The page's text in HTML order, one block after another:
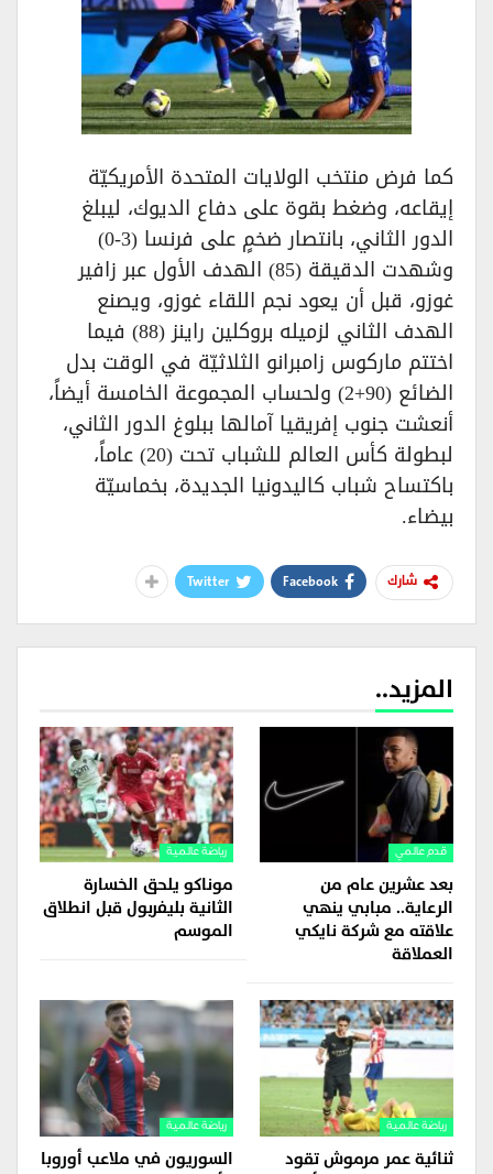
كما فرض منتخب الولايات المتحدة الأمريكيّة
إيقاعه، وضغط بقوة على دفاع الديوك، ليبلغ
الدور الثاني، بانتصار ضخمٍ على فرنسا (3-0)
وشهدت الدقيقة (85) الهدف الأول عبر زافير
غوزو، قبل أن يعود نجم اللقاء غوزو، ويصنع
الهدف الثاني لزميله بروكلين راينز (88) فيما
اختتم ماركوس زامبرانو الثلاثيّة في الوقت بدل
الضائع (90+2) ولحساب المجموعة الخامسة أيضاً،
أنعشت جنوب إفريقيا آمالها ببلوغ الدور الثاني،
لبطولة كأس العالم للشباب تحت (20) عاماً،
باكتساح شباب كاليدونيا الجديدة، بخماسيّة
بيضاء.
شارك Facebook
Twitter
المزيد..
قدم عالمي
بعد عشرين عام من
الرعاية.. مبابي ينهي
علاقته مع شركة نايكي
العملاقة
رياضة عالمية
موناكو يلحق الخسارة
الثانية بليفربول قبل انطلاق
الموسم
رياضة عالمية
ثنائية عمر مرموش تقود
رياضة عالمية
السوريون في ملاعب أوروبا